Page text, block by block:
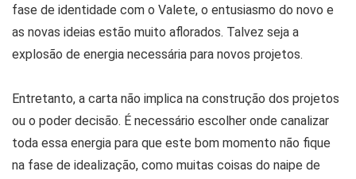
fase de identidade com o Valete, o entusiasmo do novo e
as novas ideias estão muito aflorados. Talvez seja a
explosão de energia necessária para novos projetos.
Entretanto, a carta não implica na construção dos projetos
ou o poder decisão. É necessário escolher onde canalizar
toda essa energia para que este bom momento não fique
na fase de idealização, como muitas coisas do naipe de